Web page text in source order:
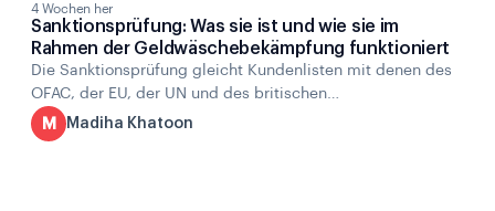
4 Wochen her
Sanktionsprüfung: Was sie ist und wie sie im
Rahmen der Geldwäschebekämpfung funktioniert
Die Sanktionsprüfung gleicht Kundenlisten mit denen des
OFAC, der EU, der UN und des britischen
Finanzministeriums ab, um verbotene Parteien zu
blockieren. Erfahren Sie, was das ist, wie es funktioniert
M Madiha Khatoon